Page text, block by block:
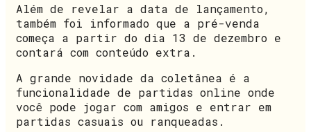
Além de revelar a data de lançamento,
também foi informado que a pré-venda
começa a partir do dia 13 de dezembro e
contará com conteúdo extra.
A grande novidade da coletânea é a
funcionalidade de partidas online onde
você pode jogar com amigos e entrar em
partidas casuais ou ranqueadas.